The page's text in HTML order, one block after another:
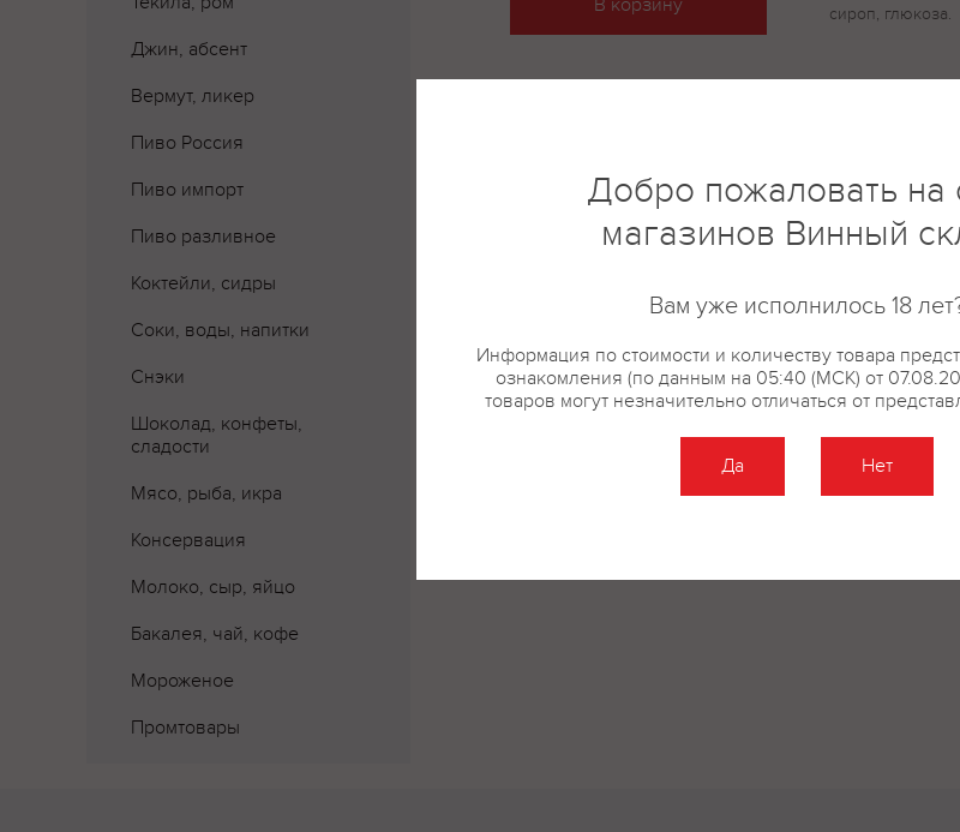
Джин, абсент
Вермут, ликер
Пиво Россия
Пиво импорт
Пиво разливное
Коктейли, сидры
Соки, воды, напитки
Снэки
Шоколад, конфеты,
сладости
Мясо, рыба, икра
Консервация
Молоко, сыр, яйцо
Бакалея, чай, кофе
Мороженое
Промтовары
В корзину
сироп, глюкоза.
Добро пожаловать на
магазинов Винный
Вам уже исполнилось 18
Информация по стоимости и количеству товара
ознакомления (по данным на 05:40 (МСК) от
товаров могут незначительно отличаться от
Да Нет